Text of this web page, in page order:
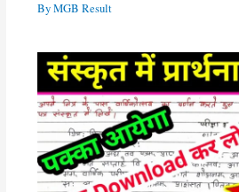
ByMGB Result